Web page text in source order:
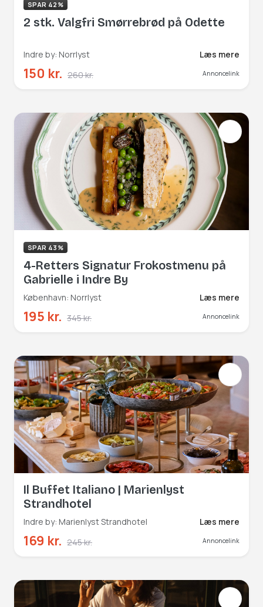
SPAR 42%
2 stk. Valgfri Smørrebrød på Odette
Indre by: Norrlyst Læs mere
150 kr. 260 kr. Annoncelink
SPAR 43%
4-Retters Signatur Frokostmenu på
Gabrielle i Indre By
København: Norrlyst Læs mere
195 kr. 345 kr. Annoncelink
Il Buffet Italiano | Marienlyst
Strandhotel
Indre by: Marienlyst Strandhotel Læs mere
169 kr. 245 kr. Annoncelink